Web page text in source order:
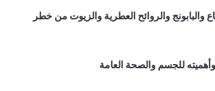
والبابونج والروائح العطرية والزيوت من خطر